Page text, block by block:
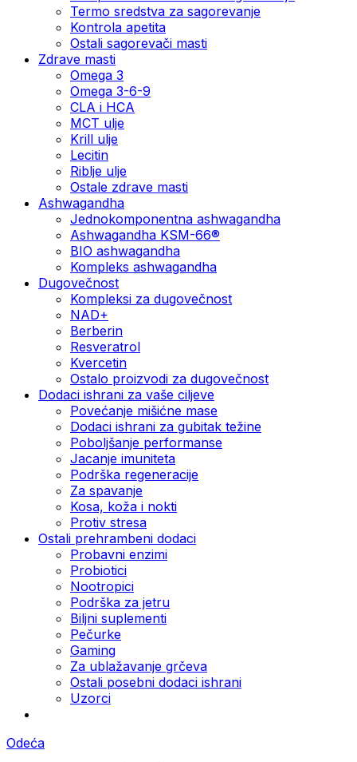
Termo sredstva za sagorevanje
Kontrola apetita
Ostali sagorevači masti
Zdrave masti
Omega 3
Omega 3-6-9
CLA i HCA
MCT ulje
Krill ulje
Lecitin
Riblje ulje
Ostale zdrave masti
Ashwagandha
Jednokomponentna ashwagandha
Ashwagandha KSM-66®
BIO ashwagandha
Kompleks ashwagandha
Dugovečnost
Kompleksi za dugovečnost
NAD+
Berberin
Resveratrol
Kvercetin
Ostalo proizvodi za dugovečnost
Dodaci ishrani za vaše ciljeve
Povećanje mišićne mase
Dodaci ishrani za gubitak težine
Poboljšanje performanse
Jacanje imuniteta
Podrška regeneracije
Za spavanje
Kosa, koža i nokti
Protiv stresa
Ostali prehrambeni dodaci
Probavni enzimi
Probiotici
Nootropici
Podrška za jetru
Biljni suplementi
Pečurke
Gaming
Za ublažavanje grčeva
Ostali posebni dodaci ishrani
Uzorci
Odeća